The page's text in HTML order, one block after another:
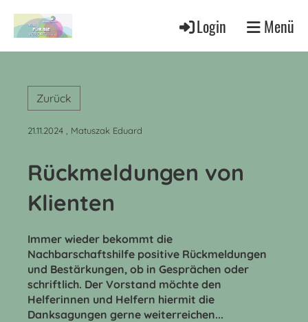
Login Menü
Zurück
21.11.2024 , Matuszak Eduard
Rückmeldungen von
Klienten
Immer wieder bekommt die
Nachbarschaftshilfe positive Rückmeldungen
und Bestärkungen, ob in Gesprächen oder
schriftlich. Der Vorstand möchte den
Helferinnen und Helfern hiermit die
Danksagungen gerne weiterreichen...